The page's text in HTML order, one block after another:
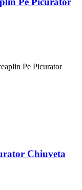
Pe Picurator
Chiuveta